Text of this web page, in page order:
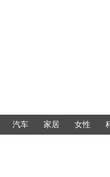
汽车 家居 女性